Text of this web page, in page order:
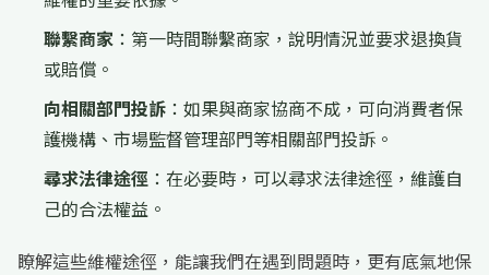
聯繫商家 ：第一時間聯繫商家，說明情況並要求退換貨
或賠償。
向相關部門投訴 ：如果與商家協商不成，可向消費者保
護機構、市場監督管理部門等相關部門投訴。
尋求法律途徑 ：在必要時，可以尋求法律途徑，維護自
己的合法權益。
瞭解這些維權途徑，能讓我們在遇到問題時，更有底氣地保